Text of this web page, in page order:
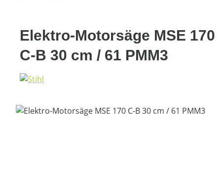
Elektro-Motorsäge MSE 170
C-B 30 cm / 61 PMM3
Bildergalerie überspringen